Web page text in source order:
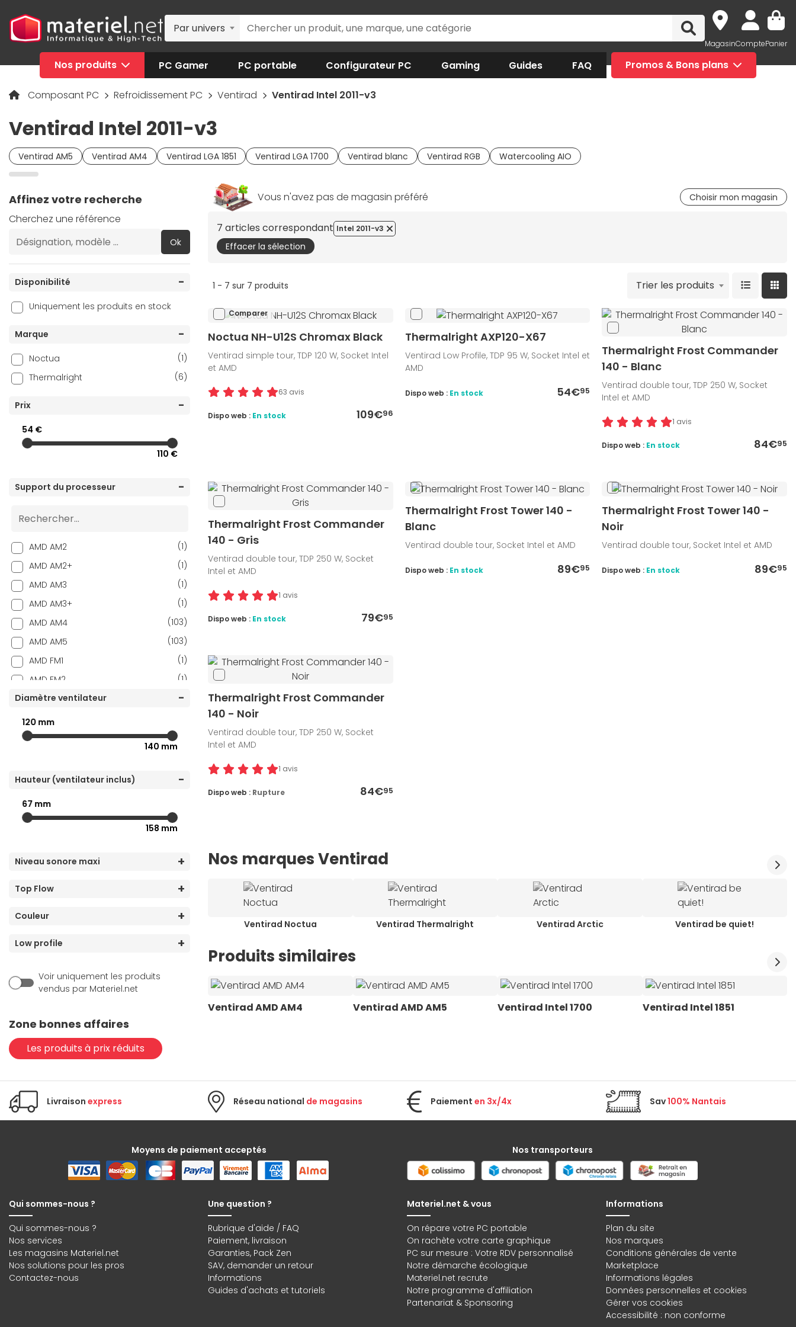
Par univers
MagasinComptePanier
Nos produits PC Gamer PC portable Configurateur PC Gaming Guides FAQ Promos & Bons plans
Composant PC Refroidissement PC Ventirad Ventirad Intel 2011-v3
Ventirad Intel 2011-v3
Ventirad AM5 Ventirad AM4 Ventirad LGA 1851 Ventirad LGA 1700 Ventirad blanc Ventirad RGB Watercooling AIO
Affinez votre recherche
Cherchez une référence
Ok
Disponibilité
Uniquement les produits en stock
Marque
Noctua
(1)
Thermalright
(6)
Prix
54 €
110 €
Support du processeur
AMD AM2
(1)
AMD AM2+
(1)
AMD AM3
(1)
AMD AM3+
(1)
AMD AM4
(103)
AMD AM5
(103)
AMD FM1
(1)
AMD FM2
(1)
AMD SP5
(1)
AMD SP6
AMD sTR5
(2)
Intel 1151
Intel 1156
(72)
(80)
(96)
Intel 2011
(8)
Intel 775
(1)
Diamètre ventilateur
120 mm
140 mm
Hauteur (ventilateur inclus)
67 mm
158 mm
Niveau sonore maxi
Top Flow
Couleur
Low profile
Voir uniquement les produits
vendus par Materiel.net
Zone bonnes affaires
Les produits à prix réduits
Vous n'avez pas de magasin préféré Choisir mon magasin
7 articles correspondant
Effacer la sélection
Intel 2011-v3
1 - 7 sur 7 produits Trier les produits
Comparer
Noctua NH-U12S Chromax Black
Ventirad simple tour, TDP 120 W, Socket Intel
et AMD
63 avis
109€96
Dispo web : En stock
Thermalright AXP120-X67
Ventirad Low Profile, TDP 95 W, Socket Intel et
AMD
54€95
Dispo web : En stock
Thermalright Frost Commander
140 - Blanc
Ventirad double tour, TDP 250 W, Socket
Intel et AMD
1 avis
84€95
Dispo web : En stock
Thermalright Frost Commander
140 - Gris
Ventirad double tour, TDP 250 W, Socket
Intel et AMD
1 avis
79€95
Dispo web : En stock
Thermalright Frost Tower 140 -
Blanc
Ventirad double tour, Socket Intel et AMD
89€95
Dispo web : En stock
Thermalright Frost Tower 140 -
Noir
Ventirad double tour, Socket Intel et AMD
89€95
Dispo web : En stock
Thermalright Frost Commander
140 - Noir
Ventirad double tour, TDP 250 W, Socket
Intel et AMD
1 avis
84€95
Dispo web : Rupture
Nos marques Ventirad
Ventirad Noctua Ventirad Thermalright Ventirad Arctic Ventirad be quiet!
Produits similaires
Ventirad AMD AM4 Ventirad AMD AM5 Ventirad Intel 1700 Ventirad Intel 1851
Livraison express Réseau national de magasins Paiement en 3x/4x Sav100% Nantais
Moyens de paiement acceptés Nos transporteurs
Qui sommes-nous ?
Qui sommes-nous ?
Nos services
Les magasins Materiel.net
Nos solutions pour les pros
Contactez-nous
Une question ?
Rubrique d'aide / FAQ
Paiement, livraison
Garanties, Pack Zen
SAV, demander un retour
Informations
Guides d'achats et tutoriels
Materiel.net & vous
On répare votre PC portable
On rachète votre carte graphique
PC sur mesure : Votre RDV personnalisé
Notre démarche écologique
Materiel.net recrute
Notre programme d'affiliation
Partenariat & Sponsoring
Informations
Plan du site
Nos marques
Conditions générales de vente
Marketplace
Informations légales
Données personnelles et cookies
Gérer vos cookies
Accessibilité : non conforme